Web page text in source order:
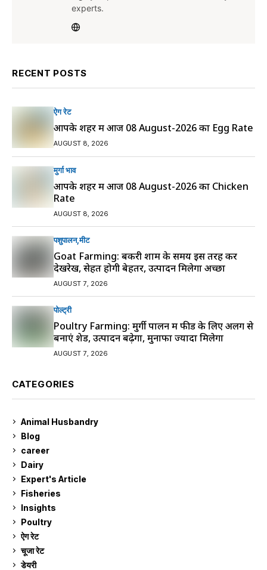
experts.
RECENT POSTS
ऐग रेट
आपके शहर में आज 08 August-2026 का Egg Rate
AUGUST 8, 2026
मुर्गा भाव
आपके शहर में आज 08 August-2026 का Chicken
Rate
AUGUST 8, 2026
पशुपालन मीट
Goat Farming: बकरी शाम के समय इस तरह करें
देखरेख, सेहत होगी बेहतर, उत्पादन मिलेगा अच्छा
AUGUST 7, 2026
पोल्ट्री
Poultry Farming: मुर्गी पालन में फीड के लिए अलग से
बनाएं शेड, उत्पादन बढ़ेगा, मुनाफा ज्यादा मिलेगा
AUGUST 7, 2026
CATEGORIES
Animal Husbandry
Blog
career
Dairy
Expert's Article
Fisheries
Insights
Poultry
ऐग रेट
चूजा रेट
डेयरी